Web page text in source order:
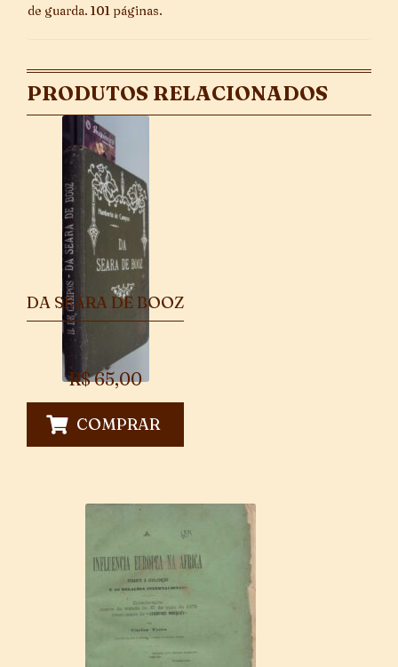
de guarda. 101 páginas.
PRODUTOS RELACIONADOS
DA SEARA DE BOOZ
R$65,00
COMPRAR